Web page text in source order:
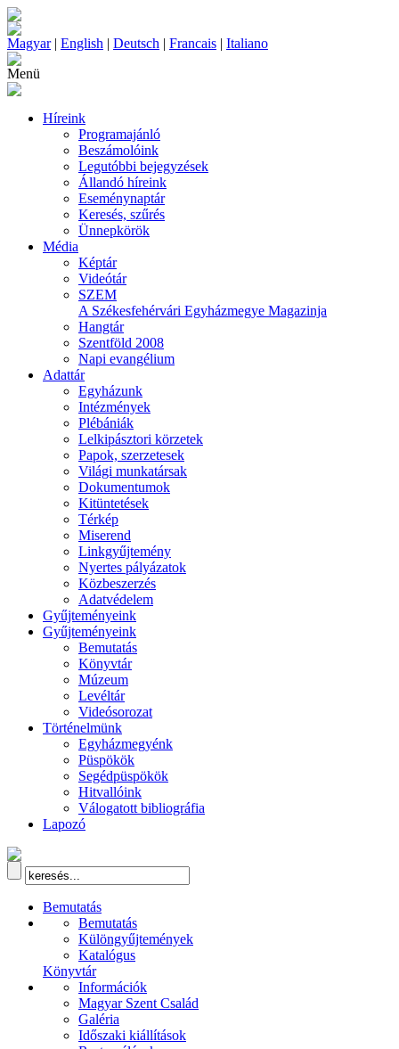
Magyar| English | Deutsch | Francais | Italiano
Menü
Híreink
Programajánló
Beszámolóink
Legutóbbi bejegyzések
Állandó híreink
Eseménynaptár
Keresés, szűrés
Ünnepkörök
Média
Képtár
Videótár
SZEM
A Székesfehérvári Egyházmegye Magazinja
Hangtár
Szentföld 2008
Napi evangélium
Adattár
Egyházunk
Intézmények
Plébániák
Lelkipásztori körzetek
Papok, szerzetesek
Világi munkatársak
Dokumentumok
Kitüntetések
Térkép
Miserend
Linkgyűjtemény
Nyertes pályázatok
Közbeszerzés
Adatvédelem
Gyűjteményeink
Gyűjteményeink
Bemutatás
Könyvtár
Múzeum
Levéltár
Videósorozat
Történelmünk
Egyházmegyénk
Püspökök
Segédpüspökök
Hitvallóink
Válogatott bibliográfia
Lapozó
Bemutatás
Bemutatás
Különgyűjtemények
Katalógus
Könyvtár
Információk
Magyar Szent Család
Galéria
Időszaki kiállítások